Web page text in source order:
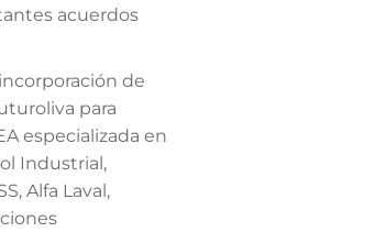
acuerdos
de
para
especializada en
Industrial,
Alfa Laval,